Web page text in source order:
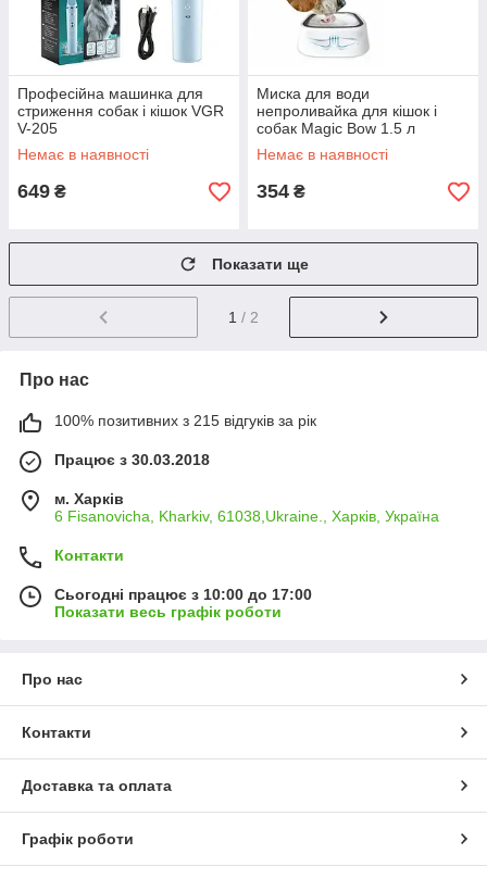
Професійна машинка для
стриження собак і кішок VGR
V-205
Немає в наявності
649 ₴
Миска для води
непроливайка для кішок і
собак Magic Bow 1.5 л
Немає в наявності
354 ₴
Показати ще
1 / 2
Про нас
100% позитивних з 215 відгуків за рік
Працює з 30.03.2018
м. Харків
6 Fisanovicha, Kharkiv, 61038,Ukraine., Харків, Україна
Контакти
Сьогодні працює з 10:00 до 17:00
Показати весь графік роботи
Про нас
Контакти
Доставка та оплата
Графік роботи